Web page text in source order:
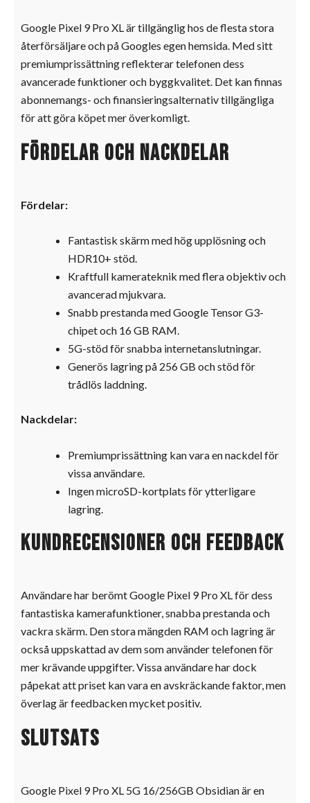
Google Pixel 9 Pro XL är tillgänglig hos de flesta stora
återförsäljare och på Googles egen hemsida. Med sitt
premiumprissättning reflekterar telefonen dess
avancerade funktioner och byggkvalitet. Det kan finnas
abonnemangs- och finansieringsalternativ tillgängliga
för att göra köpet mer överkomligt.
Fördelar och nackdelar
Fördelar:
Fantastisk skärm med hög upplösning och
HDR10+ stöd.
Kraftfull kamerateknik med flera objektiv och
avancerad mjukvara.
Snabb prestanda med Google Tensor G3-
chipet och 16 GB RAM.
5G-stöd för snabba internetanslutningar.
Generös lagring på 256 GB och stöd för
trådlös laddning.
Nackdelar:
Premiumprissättning kan vara en nackdel för
vissa användare.
Ingen microSD-kortplats för ytterligare
lagring.
Kundrecensioner och feedback
Användare har berömt Google Pixel 9 Pro XL för dess
fantastiska kamerafunktioner, snabba prestanda och
vackra skärm. Den stora mängden RAM och lagring är
också uppskattad av dem som använder telefonen för
mer krävande uppgifter. Vissa användare har dock
påpekat att priset kan vara en avskräckande faktor, men
överlag är feedbacken mycket positiv.
Slutsats
Google Pixel 9 Pro XL 5G 16/256GB Obsidian är en